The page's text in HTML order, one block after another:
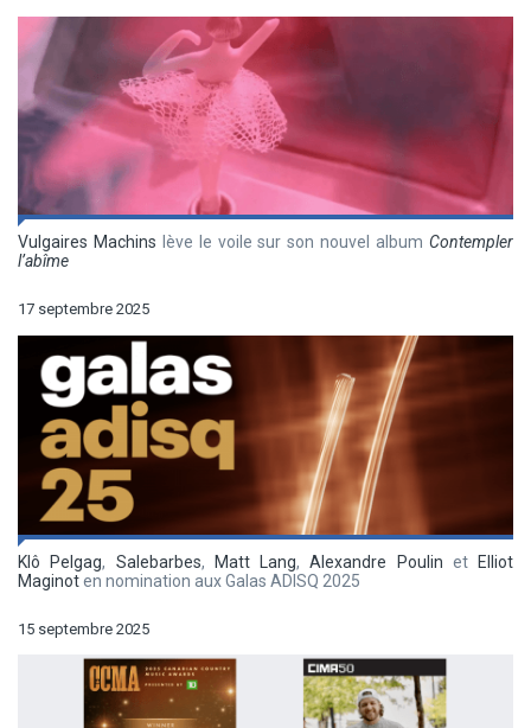
Vulgaires Machins lève le voile sur son nouvel albumContempler
l’abîme
17 septembre 2025
Klô Pelgag, Salebarbes, Matt Lang,Alexandre Poulin et
Elliot
Maginoten nomination aux Galas ADISQ 2025
15 septembre 2025